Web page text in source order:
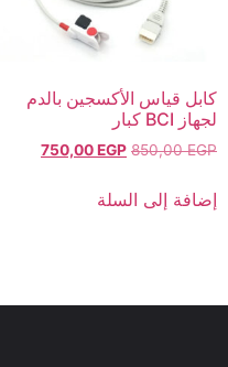
كابل قياس الأكسجين بالدم
لجهاز BCI كبار
850,00EGP
750,00EGP
إضافة إلى السلة